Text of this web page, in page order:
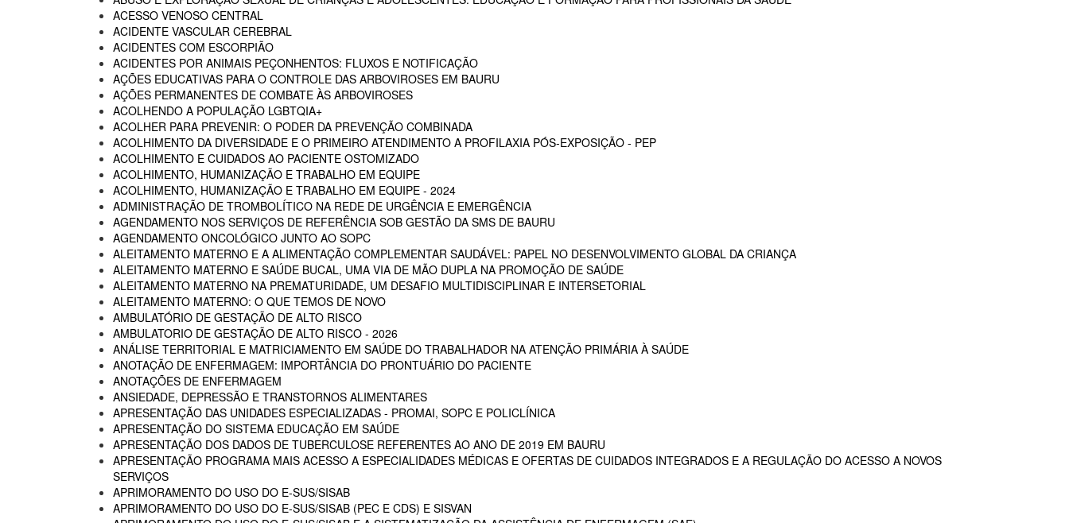
ACESSO VENOSO CENTRAL
ACIDENTE VASCULAR CEREBRAL
ACIDENTES COM ESCORPIÃO
ACIDENTES POR ANIMAIS PEÇONHENTOS: FLUXOS E NOTIFICAÇÃO
AÇÕES EDUCATIVAS PARA O CONTROLE DAS ARBOVIROSES EM BAURU
AÇÕES PERMANENTES DE COMBATE ÀS ARBOVIROSES
ACOLHENDO A POPULAÇÃO LGBTQIA+
ACOLHER PARA PREVENIR: O PODER DA PREVENÇÃO COMBINADA
ACOLHIMENTO DA DIVERSIDADE E O PRIMEIRO ATENDIMENTO A PROFILAXIA PÓS-EXPOSIÇÃO - PEP
ACOLHIMENTO E CUIDADOS AO PACIENTE OSTOMIZADO
ACOLHIMENTO, HUMANIZAÇÃO E TRABALHO EM EQUIPE
ACOLHIMENTO, HUMANIZAÇÃO E TRABALHO EM EQUIPE - 2024
ADMINISTRAÇÃO DE TROMBOLÍTICO NA REDE DE URGÊNCIA E EMERGÊNCIA
AGENDAMENTO NOS SERVIÇOS DE REFERÊNCIA SOB GESTÃO DA SMS DE BAURU
AGENDAMENTO ONCOLÓGICO JUNTO AO SOPC
ALEITAMENTO MATERNO E A ALIMENTAÇÃO COMPLEMENTAR SAUDÁVEL: PAPEL NO DESENVOLVIMENTO GLOBAL DA CRIANÇA
ALEITAMENTO MATERNO E SAÚDE BUCAL, UMA VIA DE MÃO DUPLA NA PROMOÇÃO DE SAÚDE
ALEITAMENTO MATERNO NA PREMATURIDADE, UM DESAFIO MULTIDISCIPLINAR E INTERSETORIAL
ALEITAMENTO MATERNO: O QUE TEMOS DE NOVO
AMBULATÓRIO DE GESTAÇÃO DE ALTO RISCO
AMBULATORIO DE GESTAÇÃO DE ALTO RISCO - 2026
ANÁLISE TERRITORIAL E MATRICIAMENTO EM SAÚDE DO TRABALHADOR NA ATENÇÃO PRIMÁRIA À SAÚDE
ANOTAÇÃO DE ENFERMAGEM: IMPORTÂNCIA DO PRONTUÁRIO DO PACIENTE
ANOTAÇÕES DE ENFERMAGEM
ANSIEDADE, DEPRESSÃO E TRANSTORNOS ALIMENTARES
APRESENTAÇÃO DAS UNIDADES ESPECIALIZADAS - PROMAI, SOPC E POLICLÍNICA
APRESENTAÇÃO DO SISTEMA EDUCAÇÃO EM SAÚDE
APRESENTAÇÃO DOS DADOS DE TUBERCULOSE REFERENTES AO ANO DE 2019 EM BAURU
APRESENTAÇÃO PROGRAMA MAIS ACESSO A ESPECIALIDADES MÉDICAS E OFERTAS DE CUIDADOS INTEGRADOS E A REGULAÇÃO DO ACESSO A NOVOS
SERVIÇOS
APRIMORAMENTO DO USO DO E-SUS/SISAB
APRIMORAMENTO DO USO DO E-SUS/SISAB (PEC E CDS) E SISVAN